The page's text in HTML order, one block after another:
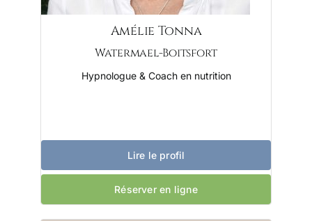
Amélie Tonna
Watermael-Boitsfort
Hypnologue & Coach en nutrition
Lire le profil
Réserver en ligne